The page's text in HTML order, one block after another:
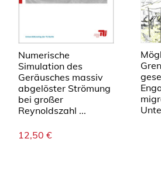
Numerische
Simulation des
Geräusches massiv
abgelöster Strömung
bei großer
Reynoldszahl ...
12,50 €